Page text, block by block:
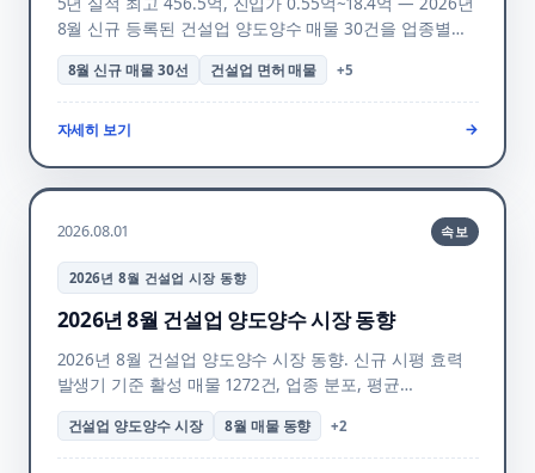
8월 신규 등록된 건설업 양도양수 매물 30건을 업종별
시평액·실적·양도가 표로 정리. 신규 시평 효력 발생기
검토 포인트와 FAQ 안내.
8월 신규 매물 30선 건설업 면허 매물 +5
자세히 보기 →
2026.08.01 속보
2026년 8월 건설업 시장 동향
2026년 8월 건설업 양도양수 시장 동향
2026년 8월 건설업 양도양수 시장 동향. 신규 시평 효력
발생기 기준 활성 매물 1272건, 업종 분포, 평균
시공능력평가·실적을 정리하고 양수자 검토 포인트를
안내합니다.
건설업 양도양수 시장 8월 매물 동향 +2